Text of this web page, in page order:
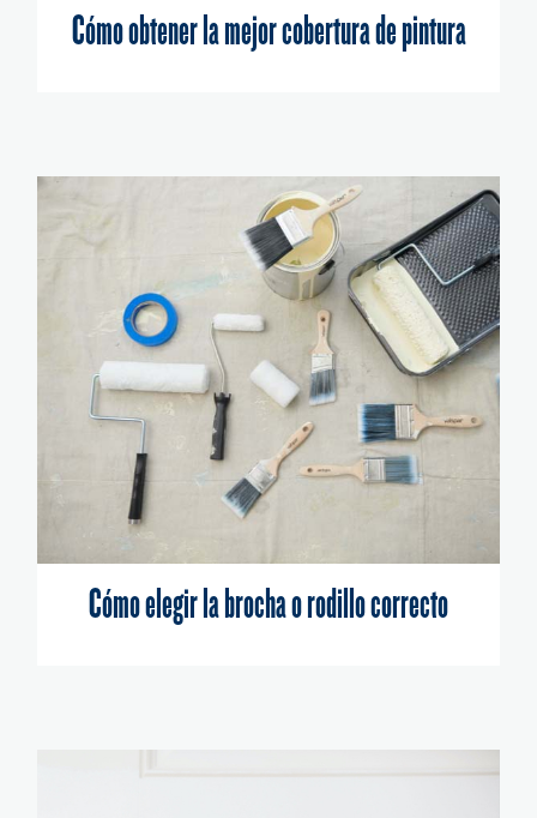
Cómo obtener la mejor cobertura de pintura
Cómo elegir la brocha o rodillo correcto